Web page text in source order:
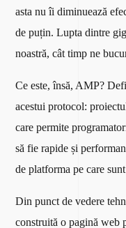
asta nu îi diminuează
de puțin. Lupta dintre
noastră, cât timp ne
Ce este, însă, AMP?
acestui protocol:
care permite
să fie rapide și
de platforma pe care
Din punct de vedere
construită o pagină web